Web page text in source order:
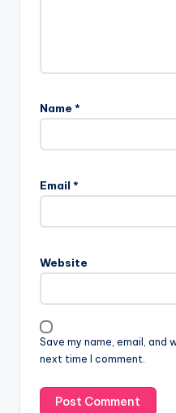
Name *
Email *
Website
Save my name, email,
next time I comment.